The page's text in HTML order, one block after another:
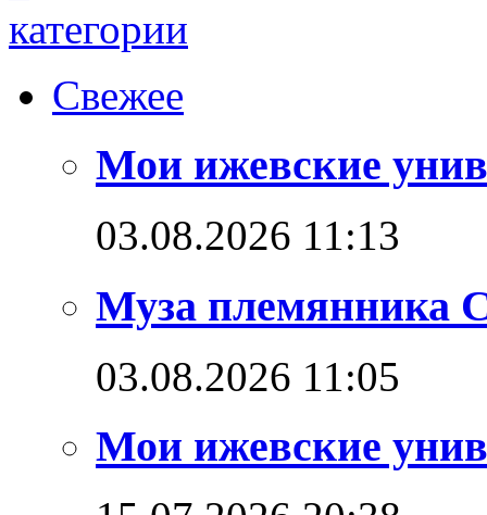
Свежее
Мои ижевские
03.08.2026 11:13
Муза племянника
03.08.2026 11:05
Мои ижевские